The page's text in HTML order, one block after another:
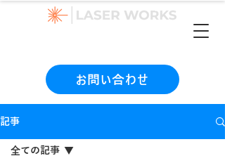
お問い合わせ
記事
全ての記事